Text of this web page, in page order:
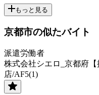
もっと見る
京都市の似たバイト
派遣労働者
株式会社シエロ_京都府
店/AF5(1)